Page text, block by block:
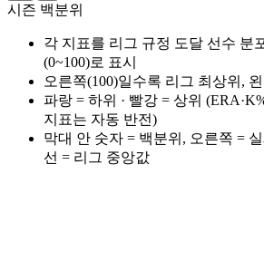
시즌 백분위
각 지표를 리그 규정 도달 선수 분
(0~100)로 표시
오른쪽(100)일수록 리그 최상위,
파랑 = 하위 · 빨강 = 상위
지표는 자동 반전)
막대 안 숫자 = 백분위, 오른쪽 =
선 = 리그 중앙값